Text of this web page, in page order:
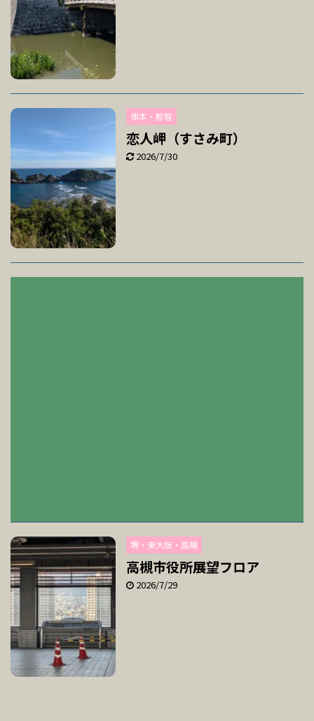
串本・那智
恋人岬（すさみ町）
2026/7/30
堺・東大阪・高槻
高槻市役所展望フロア
2026/7/29